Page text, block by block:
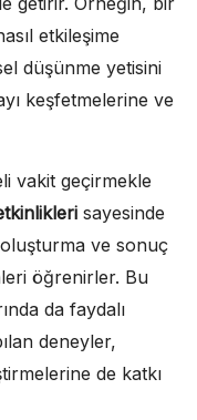
etkileşime
düşünme yetisini
keşfetmelerine ve
vakit geçirmekle
sayesinde
ve sonuç
öğrenirler. Bu
da faydalı
deneyler,
de katkı